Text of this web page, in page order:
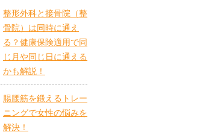
整形外科と接骨院（整
骨院）は同時に通え
る？健康保険適用で同
じ月や同じ日に通える
かも解説！
腸腰筋を鍛えるトレー
ニングで女性の悩みを
解決！